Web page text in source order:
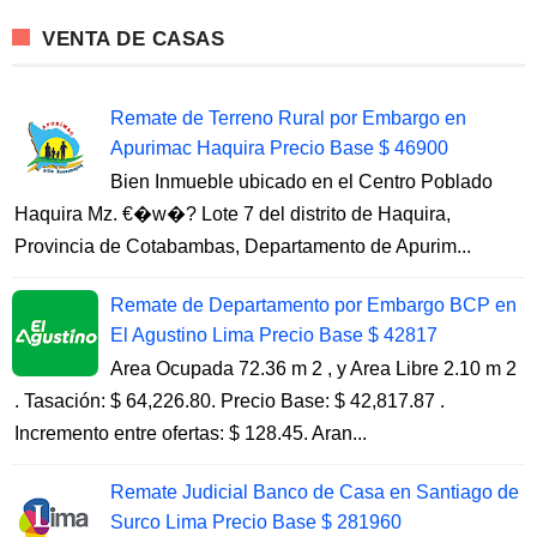
VENTA DE CASAS
Remate de Terreno Rural por Embargo en
Apurimac Haquira Precio Base $ 46900
Bien Inmueble ubicado en el Centro Poblado
Haquira Mz. €�w�? Lote 7 del distrito de Haquira,
Provincia de Cotabambas, Departamento de Apurim...
Remate de Departamento por Embargo BCP en
El Agustino Lima Precio Base $ 42817
Area Ocupada 72.36 m 2 , y Area Libre 2.10 m 2
. Tasación: $ 64,226.80. Precio Base: $ 42,817.87 .
Incremento entre ofertas: $ 128.45. Aran...
Remate Judicial Banco de Casa en Santiago de
Surco Lima Precio Base $ 281960